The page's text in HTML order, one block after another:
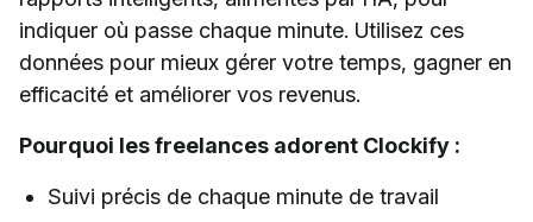
indiquer où passe chaque minute. Utilisez ces
données pour mieux gérer votre temps, gagner en
efficacité et améliorer vos revenus.
Pourquoi les freelances adorent Clockify :
Suivi précis de chaque minute de travail